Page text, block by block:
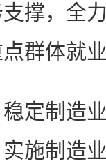
撑，全
群体就
制造业
施制造